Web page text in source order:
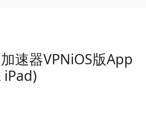
速器VPNiOS版App